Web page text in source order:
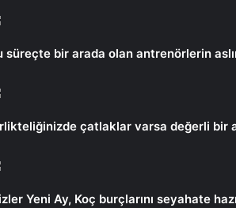
süreçte bir arada olan antrenörlerin
çatlaklar varsa değerli bir
Yeni Ay, Koç burçlarını seyahate